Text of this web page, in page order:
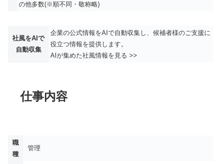
の他多数(※順不同・敬称略)
社風をAIで
自動収集
企業の公式情報をAIで自動収集し、候補者様のご支援に
役立つ情報を提供します。
AIが集めた社風情報を見る >>
仕事内容
職
種
管理